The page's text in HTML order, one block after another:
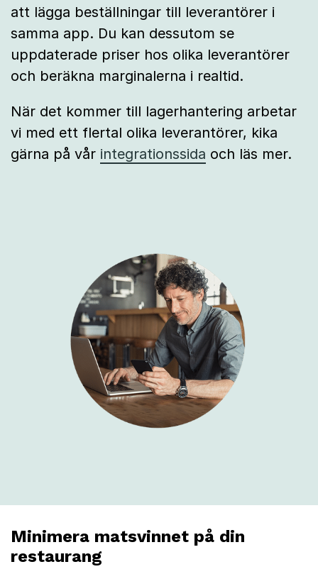
att lägga beställningar till leverantörer i
samma app. Du kan dessutom se
uppdaterade priser hos olika leverantörer
och beräkna marginalerna i realtid.
När det kommer till lagerhantering arbetar
vi med ett flertal olika leverantörer, kika
gärna på vår integrationssida och läs mer.
Minimera matsvinnet på din
restaurang